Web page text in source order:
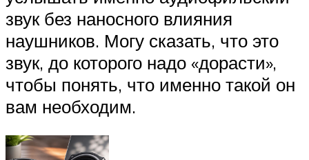
звук без наносного влияния
наушников. Могу сказать, что это
звук, до которого надо «дорасти»,
чтобы понять, что именно такой он
вам необходим.